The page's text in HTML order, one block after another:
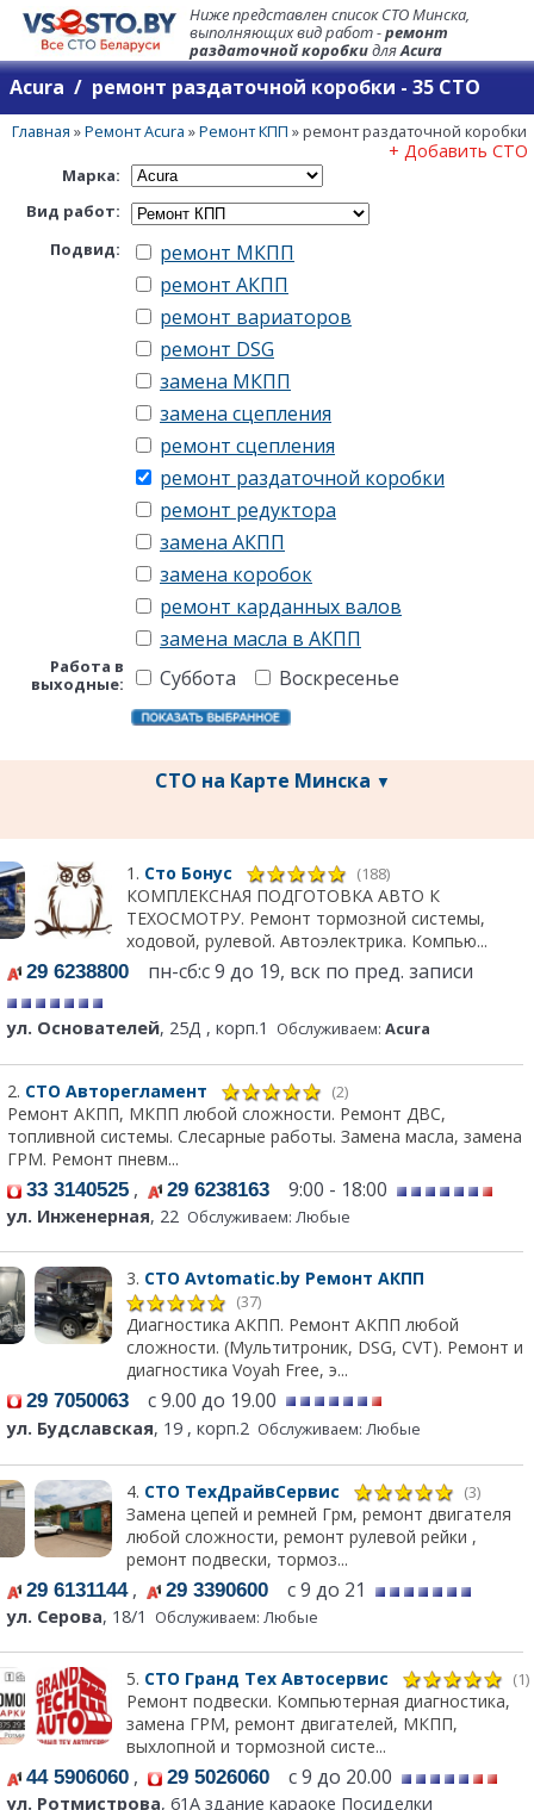
Ниже представлен список СТО Минска,
выполняющих вид работ -ремонт
раздаточной коробкидляAcura
Acura / ремонт раздаточной коробки - 35 СТО
Главная »Ремонт Acura »Ремонт КПП »ремонт раздаточной коробки
+ Добавить СТО
Марка:
Вид работ:
Подвид:
ремонт МКПП
ремонт АКПП
ремонт вариаторов
ремонт DSG
замена МКПП
замена сцепления
ремонт сцепления
ремонт раздаточной коробки
ремонт редуктора
замена АКПП
замена коробок
ремонт карданных валов
замена масла в АКПП
Работа в
выходные:
Суббота Воскресенье
СТО на Карте Минска ▼
1. Сто Бонус (188)
КОМПЛЕКСНАЯ ПОДГОТОВКА АВТО К
ТЕХОСМОТРУ. Ремонт тормозной системы,
ходовой, рулевой. Автоэлектрика. Компью...
29 6238800 пн-сб:с 9 до 19, вск по пред. записи
ул. Основателей, 25Д , корп.1 Обслуживаем: Acura
2. СТО Авторегламент (2)
Ремонт АКПП, МКПП любой сложности. Ремонт ДВС,
топливной системы. Слесарные работы. Замена масла, замена
ГРМ. Ремонт пневм...
33 3140525 , 29 6238163 9:00 - 18:00
ул. Инженерная, 22 Обслуживаем: Любые
3. СТО Avtomatic.by Ремонт АКПП
(37)
Диагностика АКПП. Ремонт АКПП любой
сложности. (Мультитроник, DSG, CVT). Ремонт и
диагностика Voyah Free, э...
29 7050063 с 9.00 до 19.00
ул. Будславская, 19 , корп.2 Обслуживаем: Любые
4. СТО ТехДрайвСервис (3)
Замена цепей и ремней Грм, ремонт двигателя
любой сложности, ремонт рулевой рейки ,
ремонт подвески, тормоз...
29 6131144, 29 3390600 с 9 до 21
ул. Серова, 18/1 Обслуживаем: Любые
5. СТО Гранд Тех Автосервис (1)
Ремонт подвески. Компьютерная диагностика,
замена ГРМ, ремонт двигателей, МКПП,
выхлопной и тормозной систе...
44 5906060 , 29 5026060 с 9 до 20.00
ул. Ротмистрова, 61А здание караоке Посиделки